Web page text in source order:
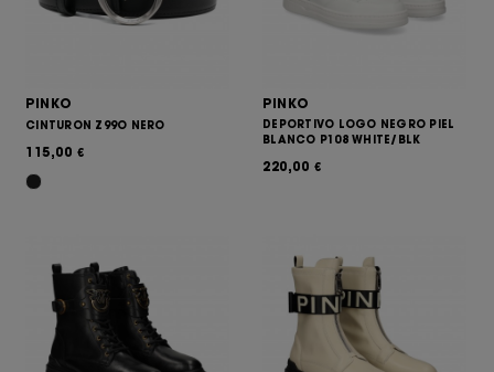
PINKO
CINTURON Z99O NERO
115,00 €
PINKO
DEPORTIVO LOGO NEGRO PIEL
BLANCO P108 WHITE/BLK
220,00 €